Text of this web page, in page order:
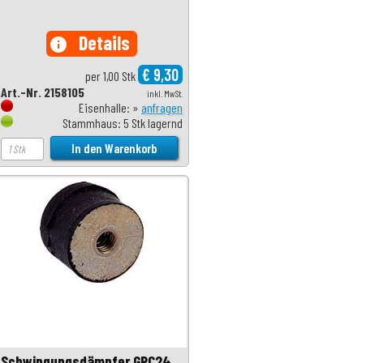
info Details
per 1,00 Stk € 9,30
inkl. MwSt.
Art.-Nr. 2158105
Eisenhalle: » anfragen
Stammhaus: 5 Stk lagernd